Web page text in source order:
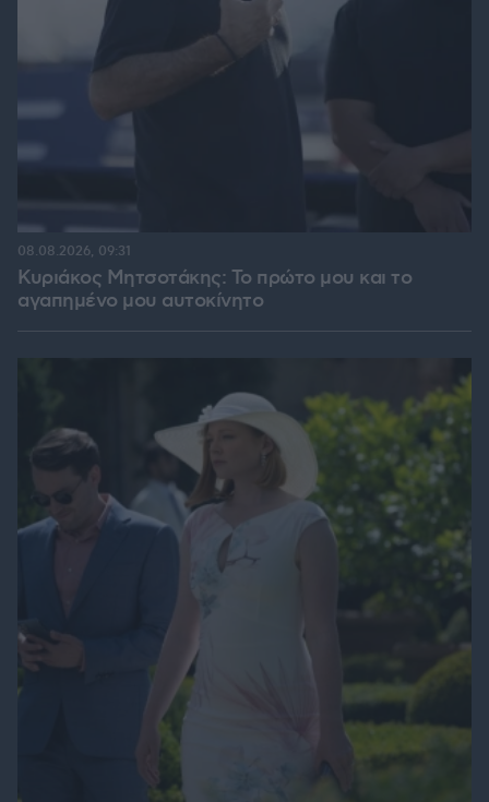
Κυριάκος Μητσοτάκης: Το πρώτο μου και το
αγαπημένο μου αυτοκίνητο
08.08.2026, 09:31